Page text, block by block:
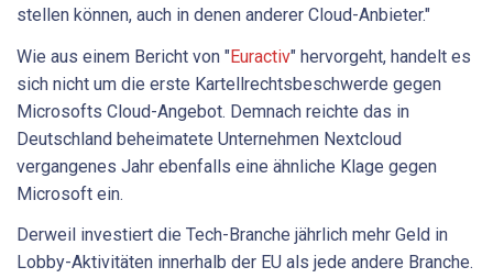
stellen können, auch in denen anderer Cloud-Anbieter."
Wie aus einem Bericht von "Euractiv" hervorgeht, handelt es
sich nicht um die erste Kartellrechtsbeschwerde gegen
Microsofts Cloud-Angebot. Demnach reichte das in
Deutschland beheimatete Unternehmen Nextcloud
vergangenes Jahr ebenfalls eine ähnliche Klage gegen
Microsoft ein.
Derweil investiert die Tech-Branche jährlich mehr Geld in
Lobby-Aktivitäten innerhalb der EU als jede andere Branche.